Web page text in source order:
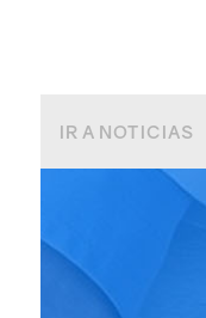
IR A NOTICIAS